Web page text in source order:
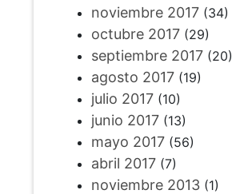
noviembre 2017(34)
octubre 2017(29)
septiembre 2017(20)
agosto 2017(19)
julio 2017(10)
junio 2017(13)
mayo 2017(56)
abril 2017(7)
noviembre 2013(1)